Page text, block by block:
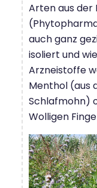
Arten aus der
auch ganz
isoliert und
Arzneistoffe
Menthol (aus
Schlafmohn)
Wolligen